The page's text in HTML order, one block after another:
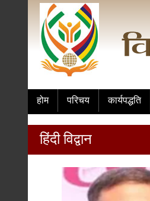
होम परिचय कार्यपद्धति
हिंदी विद्वान